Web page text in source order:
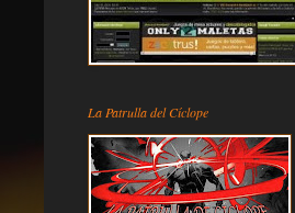
La Patrulla del Cíclope